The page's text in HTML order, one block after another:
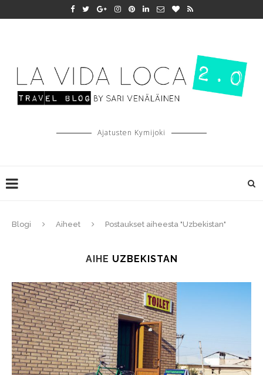
Ajatusten Kymijoki
Blogi Aiheet Postaukset aiheesta "Uzbekistan"
AIHE UZBEKISTAN